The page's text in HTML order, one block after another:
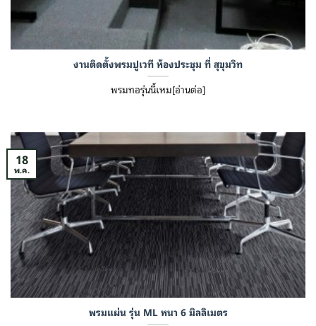
งานติดตั้งพรมปูเวที ห้องประชุม ที่ สุขุมวิท
พรมทอรุ่นนี้เหม[อ่านต่อ]
พรมแผ่น รุ่น ML หนา 6 มิลลิเมตร
18
พ.ค.